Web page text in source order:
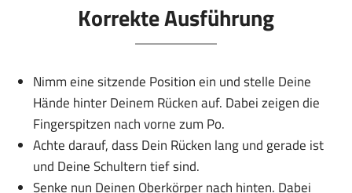
Korrekte Ausführung
Nimm eine sitzende Position ein und stelle Deine
Hände hinter Deinem Rücken auf. Dabei zeigen die
Fingerspitzen nach vorne zum Po.
Achte darauf, dass Dein Rücken lang und gerade ist
und Deine Schultern tief sind.
Senke nun Deinen Oberkörper nach hinten. Dabei